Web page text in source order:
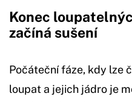
Konec
začíná sušení
Počáteční fáze, kdy lze
loupat a jejich jádro je